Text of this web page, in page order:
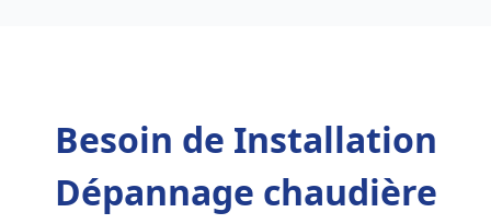
Besoin de Installation
Dépannage chaudière